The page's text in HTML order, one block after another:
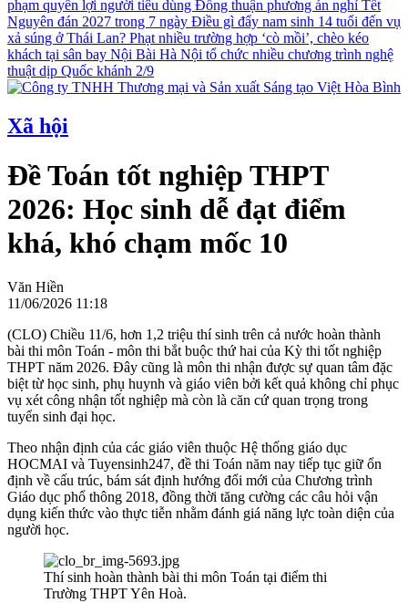
phạm quyền lợi người tiêu dùng Đồng thuận phương án nghỉ Tết
Nguyên đán 2027 trong 7 ngày Điều gì đẩy nam sinh 14 tuổi đến vụ
xả súng ở Thái Lan? Phạt nhiều trường hợp ‘cò mồi’, chèo kéo
khách tại sân bay Nội Bài Hà Nội tổ chức nhiều chương trình nghệ
thuật dịp Quốc khánh 2/9
Xã hội
Đề Toán tốt nghiệp THPT
2026: Học sinh dễ đạt điểm
khá, khó chạm mốc 10
Văn Hiền
11/06/2026 11:18
(CLO) Chiều 11/6, hơn 1,2 triệu thí sinh trên cả nước hoàn thành
bài thi môn Toán - môn thi bắt buộc thứ hai của Kỳ thi tốt nghiệp
THPT năm 2026. Đây cũng là môn thi nhận được sự quan tâm đặc
biệt từ học sinh, phụ huynh và giáo viên bởi kết quả không chỉ phục
vụ xét công nhận tốt nghiệp mà còn là căn cứ quan trọng trong
tuyển sinh đại học.
Theo nhận định của các giáo viên thuộc Hệ thống giáo dục
HOCMAI và Tuyensinh247, đề thi Toán năm nay tiếp tục giữ ổn
định về cấu trúc, bám sát định hướng đổi mới của Chương trình
Giáo dục phổ thông 2018, đồng thời tăng cường các câu hỏi vận
dụng kiến thức vào thực tiễn nhằm đánh giá năng lực toàn diện của
người học.
Thí sinh hoàn thành bài thi môn Toán tại điểm thi
Trường THPT Yên Hoà.